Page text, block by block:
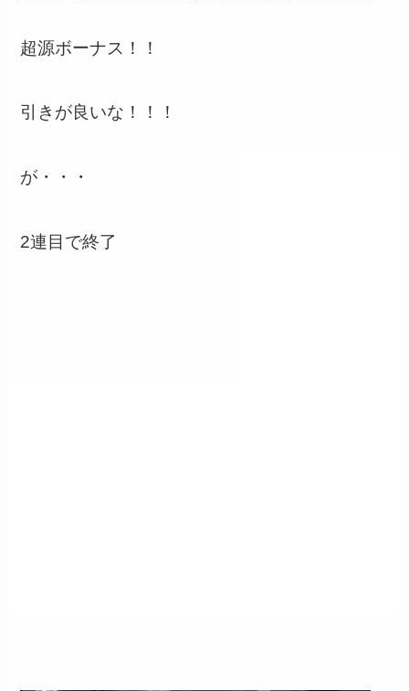
超源ボーナス！！
引きが良いな！！！
が・・・
2連目で終了